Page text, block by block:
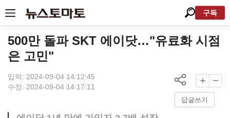
구독
500만 돌파 SKT 에이닷…"유료화 시점
은 고민"
입력: 2024-09-04 14:12:45
수정: 2024-09-04 14:17:11
답글쓰기